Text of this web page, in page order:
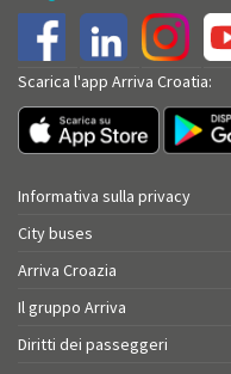
Scarica l'app Arriva Croatia:
Informativa sulla privacy
City buses
Arriva Croazia
Il gruppo Arriva
Diritti dei passeggeri